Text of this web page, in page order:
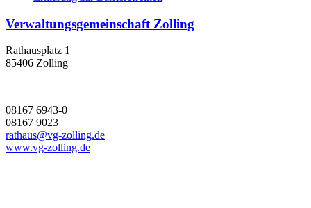
Verwaltungsgemeinschaft Zolling
Rathausplatz 1
85406 Zolling
08167 6943-0
08167 9023
rathaus@vg-zolling.de
www.vg-zolling.de